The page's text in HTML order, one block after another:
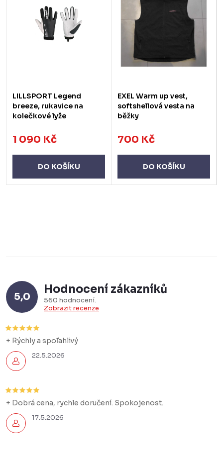
LILLSPORT Legend
breeze, rukavice na
kolečkové lyže
1 090 Kč
DO KOŠÍKU
EXEL Warm up vest,
softshellová vesta na
běžky
700 Kč
DO KOŠÍKU
5,0
Hodnocení zákazníků
560 hodnocení
Zobrazit recenze
22.5.2026
+ Rýchly a spoľahlivý
17.5.2026
+ Dobrá cena, rychle doručení. Spokojenost.